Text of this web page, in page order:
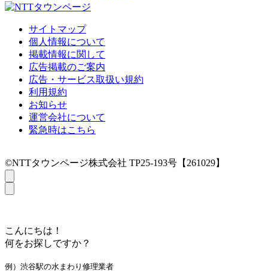
サイトマップ
個人情報について
掲載情報に関して
広告掲載のご案内
広告・サービス取扱い規約
利用規約
お知らせ
運営会社について
緊急時はこちら
©NTTタウンページ株式会社 TP25-193号【261029】
こんにちは！
何をお探しですか？
例）渋谷駅の水まわり修理業者